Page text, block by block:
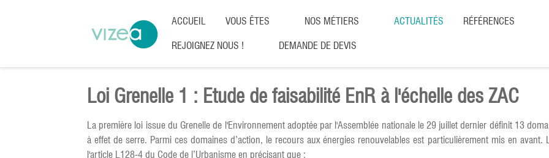
ACCUEIL VOUS ÊTES NOS MÉTIERS ACTUALITÉS RÉFÉRENCES
REJOIGNEZ NOUS ! DEMANDE DE DEVIS
Loi Grenelle 1 : Etude de faisabilité EnR à l'échelle des ZAC
La première loi issue du Grenelle de l'Environnement adoptée par l'Assemblée nationale le 29 juillet dernier définit 13
à effet de serre. Parmi ces domaines d’action, le recours aux énergies renouvelables est particulièrement mis en
l'article L128-4 du Code de l’Urbanisme en précisant que :